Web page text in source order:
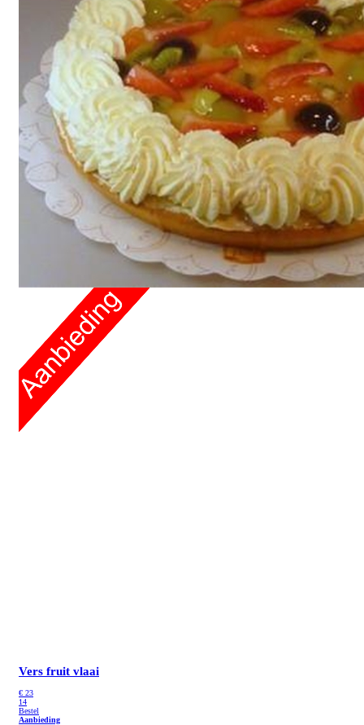
Vers fruit vlaai
€ 23
14
Bestel
Aanbieding